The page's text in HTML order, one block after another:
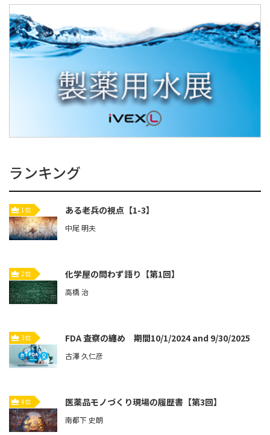
ランキング
1位 ある老兵の視点【1-3】
中尾 明夫
2位 化学屋の問わず語り【第1回】
高橋 治
3位 FDA 査察の纏め 期間10/1/2024 and 9/30/2025
古澤 久仁彦
4位 医薬品モノづくり現場の履歴書【第3回】
南都下 史朗